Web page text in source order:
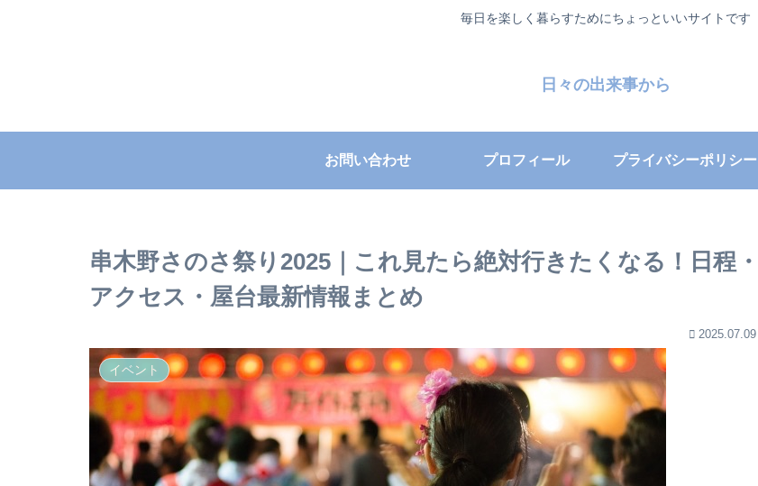
毎日を楽しく暮らすためにちょっといいサイトです
日々の出来事から
お問い合わせ プロフィール プライバシーポリシー
串木野さのさ祭り2025｜これ見たら絶対行きたくなる！日程・
アクセス・屋台最新情報まとめ
2025.07.09
イベント